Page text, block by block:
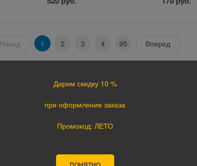
Назад 1 2 3 4 95 Вперед
Отзывы о магазине
Дарим скидку 10 %
при оформление заказа
Промокод: ЛЕТО